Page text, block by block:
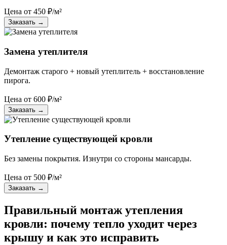
Цена от 450 ₽/м²
Заказать →
Замена утеплителя
Демонтаж старого + новый утеплитель + восстановление
пирога.
Цена от 600 ₽/м²
Заказать →
Утепление существующей кровли
Без замены покрытия. Изнутри со стороны мансарды.
Цена от 500 ₽/м²
Заказать →
Правильный монтаж утепления
кровли: почему тепло уходит через
крышу и как это исправить